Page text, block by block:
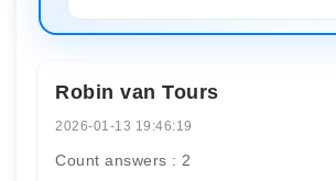
Robin van Tours
2026-01-13 19:46:19
Count answers : 2